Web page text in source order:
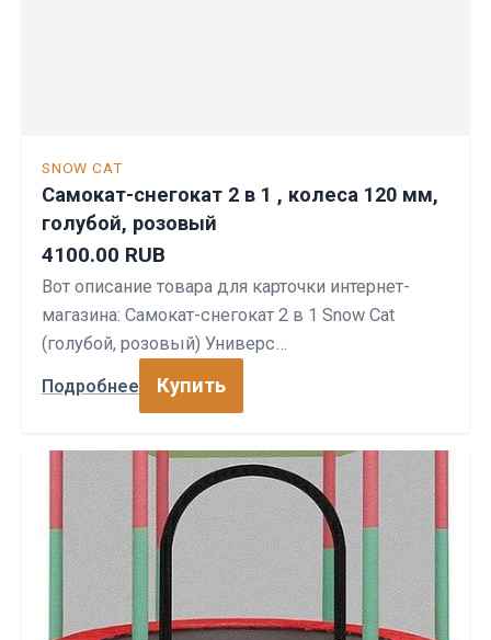
SNOW CAT
Самокат-снегокат 2 в 1 , колеса 120 мм,
голубой, розовый
4100.00 RUB
Вот описание товара для карточки интернет-
магазина: Самокат-снегокат 2 в 1 Snow Cat
(голубой, розовый) Универс…
Подробнее Купить